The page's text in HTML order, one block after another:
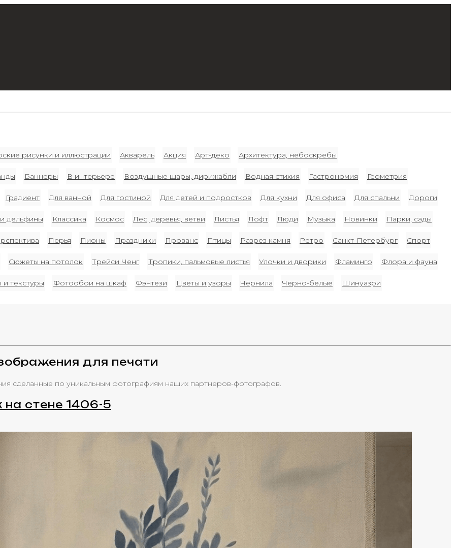
рисунки и иллюстрации Акварель Акция Арт-деко Архитектура, небоскребы
Баннеры В интерьере Воздушные шары, дирижабли Водная стихия Гастрономия Геометрия
Градиент Для ванной Для гостиной Для детей и подростков Для кухни Для офиса Для спальни Дороги
дельфины Классика Космос Лес, деревья, ветви Листья Лофт Люди Музыка Новинки Парки, сады
Перья Пионы Праздники Прованс Птицы Разрез камня Ретро Санкт-Петербург Спорт
Сюжеты на потолок Трейси Ченг Тропики, пальмовые листья Улочки и дворики Фламинго Флора и фауна
текстуры Фотообои на шкаф Фэнтези Цветы и узоры Чернила Черно-белые Шинуазри
для печати
сделанные по уникальным фотографиям наших партнеров-фотографов.
на стене 1406-5